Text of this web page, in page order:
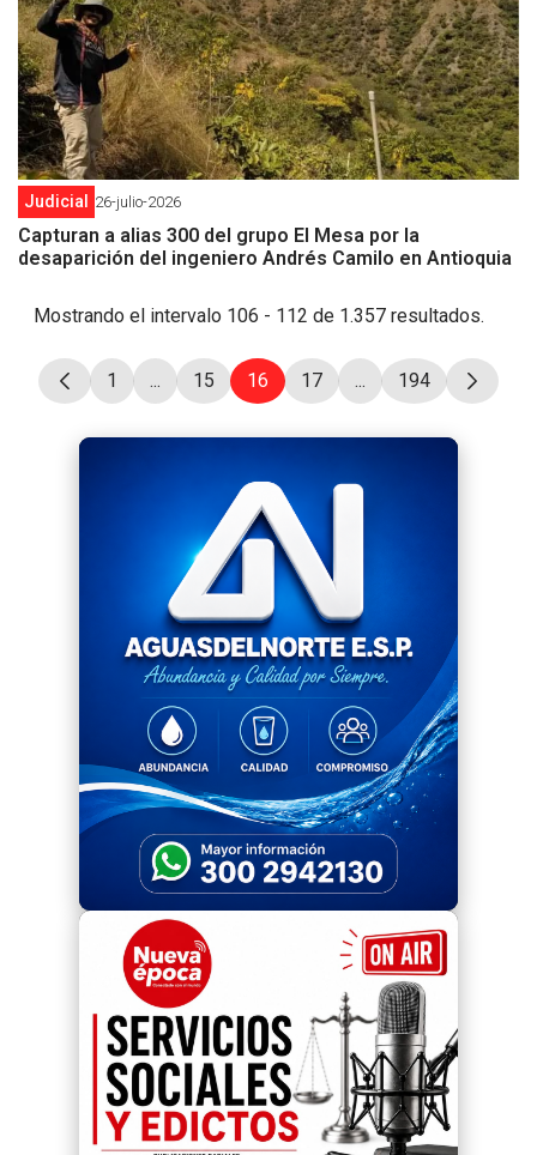
Judicial 26-julio-2026
Capturan a alias 300 del grupo El Mesa por la
desaparición del ingeniero Andrés Camilo en Antioquia
Mostrando el intervalo 106 - 112 de 1.357 resultados.
Página
1 ...Páginas intermedias Use TAB para
Página
15 Página
16 Página
17 ...Páginas intermedias
Página
194